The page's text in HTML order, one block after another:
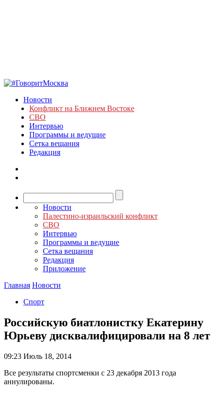
Новости
Конфликт на Ближнем Востоке
СВО
Интервью
Программы и ведущие
Сетка вещания
Редакция
Новости
Палестино-израильский конфликт
СВО
Интервью
Программы и ведущие
Сетка вещания
Редакция
Приложение
Главная Новости
Спорт
Российскую биатлонистку Екатерину
Юрьеву дисквалифицировали на 8 лет
09:23 Июль 18, 2014
Все результаты спортсменки с 23 декабря 2013 года
аннулированы.